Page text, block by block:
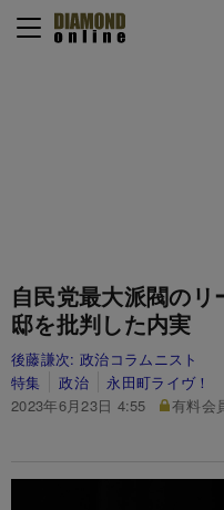
自民党最大派閥の
邸を批判した内実
後藤謙次: 政治コラムニスト
特集
政治
永田町ライヴ！
2023年6月23日 4:55
有料会